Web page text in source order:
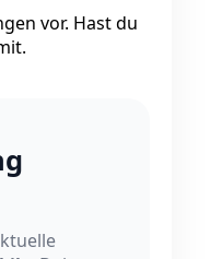
vor. Hast du